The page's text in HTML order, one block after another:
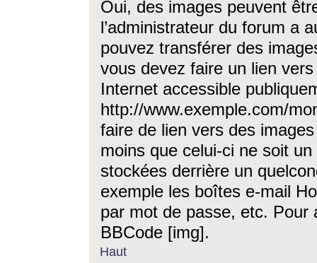
Oui, des images peuvent
l’administrateur du forum a
pouvez transférer des
vous devez faire un lien
Internet accessible
http://www.exemple.com/
faire de lien vers des
moins que celui-ci ne soit
stockées derrière un
exemple les boîtes e-mail
par mot de passe, etc. Pour
BBCode [img].
Haut